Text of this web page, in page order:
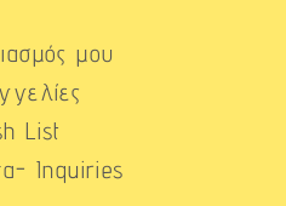
μου
List
Inquiries